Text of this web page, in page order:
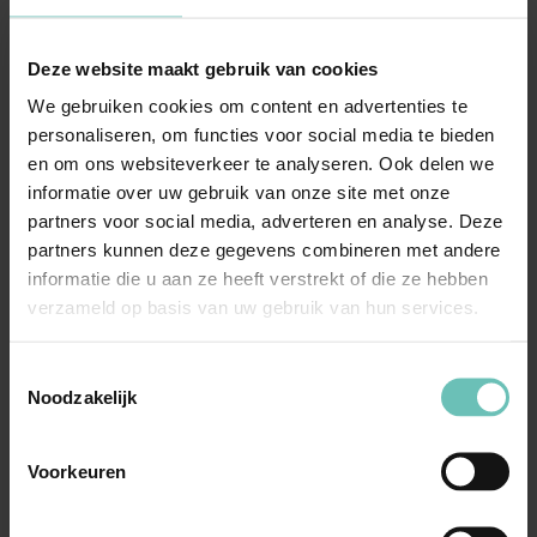
Deze website maakt gebruik van cookies
We gebruiken cookies om content en advertenties te
personaliseren, om functies voor social media te bieden
en om ons websiteverkeer te analyseren. Ook delen we
informatie over uw gebruik van onze site met onze
partners voor social media, adverteren en analyse. Deze
partners kunnen deze gegevens combineren met andere
informatie die u aan ze heeft verstrekt of die ze hebben
verzameld op basis van uw gebruik van hun services.
Noodzakelijk
Voorkeuren
25 JUNI 2021
Uitspraak Hoge Raad: Nationaliteitsrecht
(ECLI:NL:HR:2021:1007, 25juni 2021,
20/01825)
Art. 4 RWN. Verkrijging van het
Nederlanderschap door bekrachtiging van een
nietige erkenning? ...
Hoge Raad Updates Cassatie